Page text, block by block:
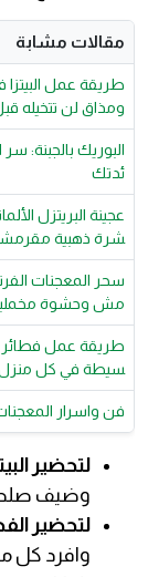
مقالات مشابة
طريقة عمل
ومذاق لن تتخيله
البوريك بالجبنة:
ئدتك
عجينة البريتزل
شرة ذهبية
سحر المعجنات
مش وحشوة
طريقة عمل فطائر
سيطة في كل
فن واسرار
لتحضير
وضيف صلصة
لتحضير
وافرد كل